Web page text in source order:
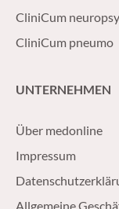
CliniCum neuropsy
CliniCum pneumo
UNTERNEHMEN
Über medonline
Impressum
Allgemeine